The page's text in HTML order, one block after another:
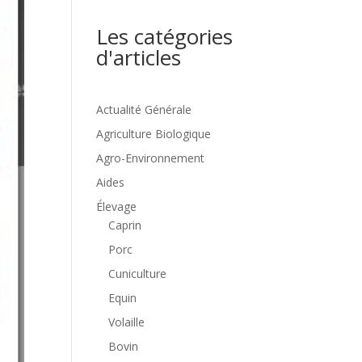
Les catégories
d'articles
Actualité Générale
Agriculture Biologique
Agro-Environnement
Aides
Élevage
Caprin
Porc
Cuniculture
Equin
Volaille
Bovin